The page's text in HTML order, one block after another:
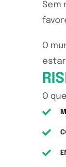
Sem
O
O